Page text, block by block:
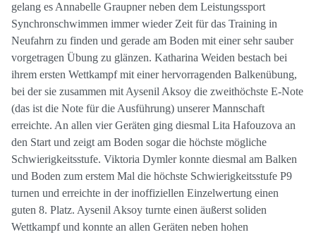
gelang es Annabelle Graupner neben dem Leistungssport
Synchronschwimmen immer wieder Zeit für das Training in
Neufahrn zu finden und gerade am Boden mit einer sehr sauber
vorgetragen Übung zu glänzen. Katharina Weiden bestach bei
ihrem ersten Wettkampf mit einer hervorragenden Balkenübung,
bei der sie zusammen mit Aysenil Aksoy die zweithöchste E-Note
(das ist die Note für die Ausführung) unserer Mannschaft
erreichte. An allen vier Geräten ging diesmal Lita Hafouzova an
den Start und zeigt am Boden sogar die höchste mögliche
Schwierigkeitsstufe. Viktoria Dymler konnte diesmal am Balken
und Boden zum erstem Mal die höchste Schwierigkeitsstufe P9
turnen und erreichte in der inoffiziellen Einzelwertung einen
guten 8. Platz. Aysenil Aksoy turnte einen äußerst soliden
Wettkampf und konnte an allen Geräten neben hohen